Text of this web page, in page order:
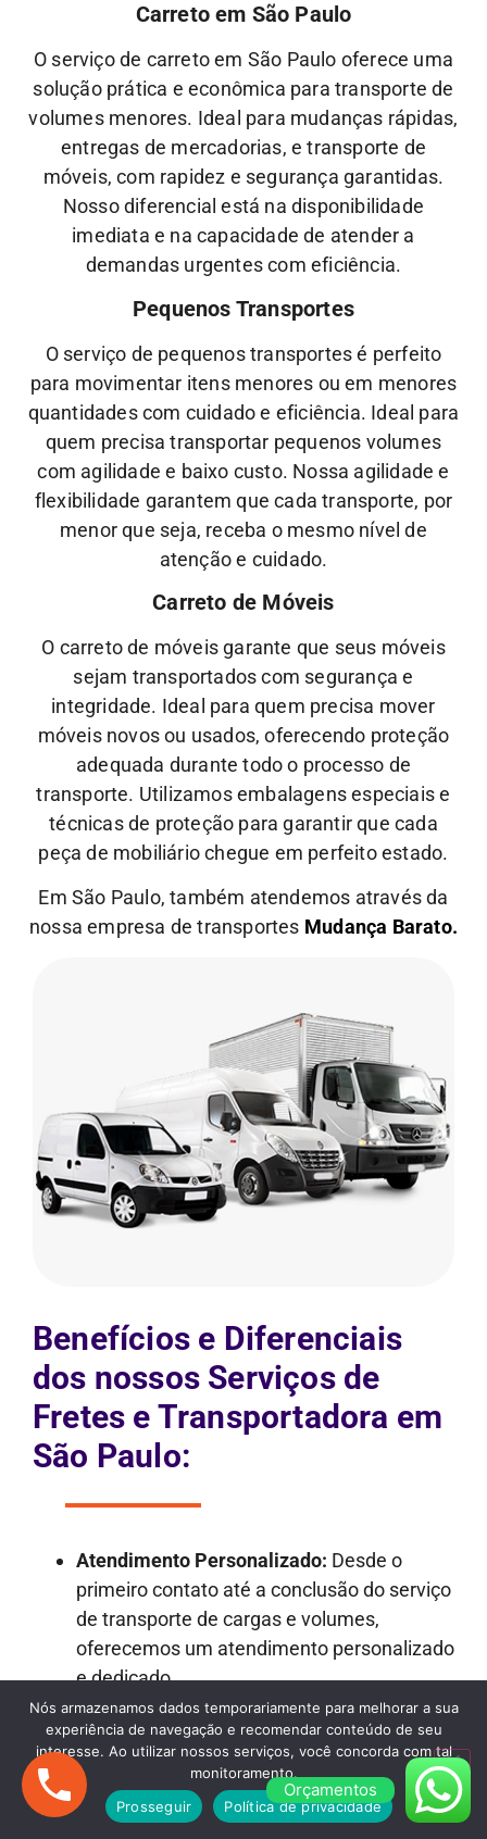
Carreto em São Paulo
O serviço de carreto em São Paulo oferece uma
solução prática e econômica para transporte de
volumes menores. Ideal para mudanças rápidas,
entregas de mercadorias, e transporte de
móveis, com rapidez e segurança garantidas.
Nosso diferencial está na disponibilidade
imediata e na capacidade de atender a
demandas urgentes com eficiência.
Pequenos Transportes
O serviço de pequenos transportes é perfeito
para movimentar itens menores ou em menores
quantidades com cuidado e eficiência. Ideal para
quem precisa transportar pequenos volumes
com agilidade e baixo custo. Nossa agilidade e
flexibilidade garantem que cada transporte, por
menor que seja, receba o mesmo nível de
atençãoe cuidado.
Carreto de Móveis
O carreto de móveis garante que seus móveis
sejam transportados com segurança e
integridade. Ideal para quem precisa mover
móveis novos ou usados, oferecendo proteção
adequada durante todo o processo de
transporte. Utilizamos embalagens especiais e
técnicas de proteção para garantir que cada
peça de mobiliário chegue em perfeito estado.
Em São Paulo, também atendemos através da
nossa empresa de transportes Mudança Barato.
Benefícios e Diferenciais
dos nossos Serviços de
Fretes e Transportadora em
São Paulo:
Atendimento Personalizado: Desde o
primeiro contato até a conclusão do serviço
de transporte de cargas e volumes,
oferecemos um atendimento personalizado
e dedicado.
Transparência nos Orçamentos: Nossos
orçamentos são detalhados e
transparentes, garantindo que não haja
surpresas desagradáveis ao longo do
processo.
Orçamentos
Nós armazenamos dados temporariamente para melhorar a sua
experiência de navegação e recomendar conteúdo de seu
interesse. Ao utilizar nossos serviços, você concorda com tal
monitoramento.
Prosseguir
Política de privacidade